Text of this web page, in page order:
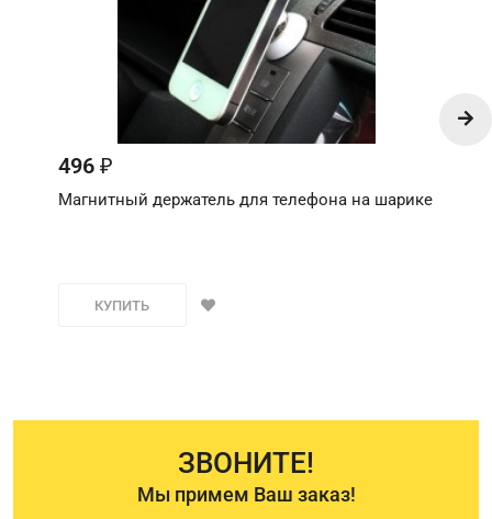
496 ₽
Магнитный держатель для телефона на шарике
КУПИТЬ
ЗВОНИТЕ!
Мы примем Ваш заказ!